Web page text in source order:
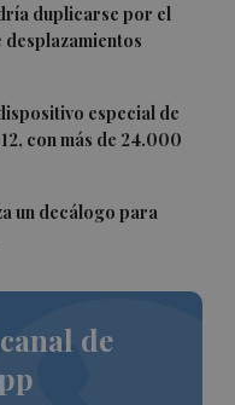
duplicarse por el
desplazamientos
especial de
con más de 24.000
un decálogo para
de